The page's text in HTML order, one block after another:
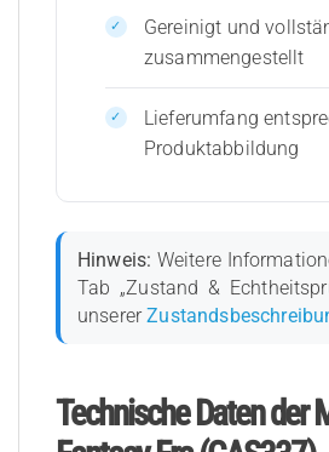
Gereinigt und
zusammengestellt
Lieferumfang
Produktabbildung
Hinweis: Weitere
Tab „Zustand &
unserer
Technische Daten der